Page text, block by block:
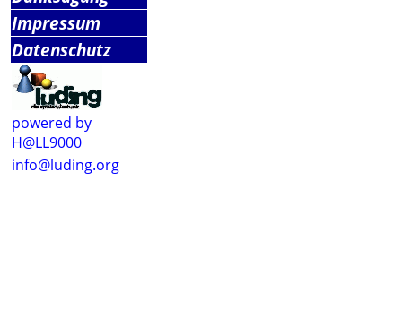
Impressum
Datenschutz
powered by
H@LL9000
info@luding.org